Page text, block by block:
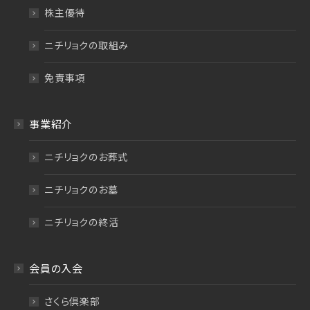
株主優待
ニチリョクの取組み
免責事項
事業紹介
ニチリョクのお葬式
ニチリョクのお墓
ニチリョクの終活
会員の入会
さくら倶楽部